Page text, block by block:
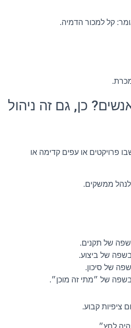
קל למכור הדמיה.
כן, גם זה ניהול
פרויקטים או עפים קדימה או
לנהל ממשקים.
של תקנים.
של ביצוע.
של סיכון.
של ״מתי זה מוכן״.
ציפיות קבוע.
לחץ״.